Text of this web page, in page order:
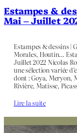
Estampes &
Mai – Juillet
Estampes & dessins |
Morales, Houtin…
Juillet 2022 Nicolas
une sélection variée
dont : Goya, Meryon,
Rivière, Matisse,
Lire la suite